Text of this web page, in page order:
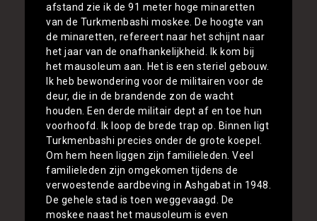
afstand zie ik de 91 meter hoge minaretten
van de Turkmenbashi moskee. De hoogte van
de minaretten, refereert naar het schijnt naar
het jaar van de onafhankelijkheid. Ik kom bij
het mausoleum aan. Het is een steriel gebouw.
Ik heb bewondering voor de militairen voor de
deur, die in de brandende zon de wacht
houden. Een derde militair dept af en toe hun
voorhoofd. Ik loop de brede trap op. Binnen ligt
Turkmenbashi precies onder de grote koepel.
Om hem heen liggen zijn familieleden. Veel
familieleden zijn omgekomen tijdens de
verwoestende aardbeving in Ashgabat in 1948.
De gehele stad is toen weggevaagd. De
moskee naast het mausoleum is even